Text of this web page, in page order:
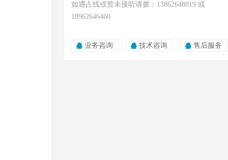
如遇占线或暂未接听请拨：13862648819 或
18962646460
业务咨询 技术咨询 售后服务